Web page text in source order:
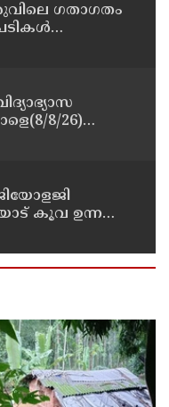
ഗതാഗതം
8/26)
കൂവ ഉന്നതി